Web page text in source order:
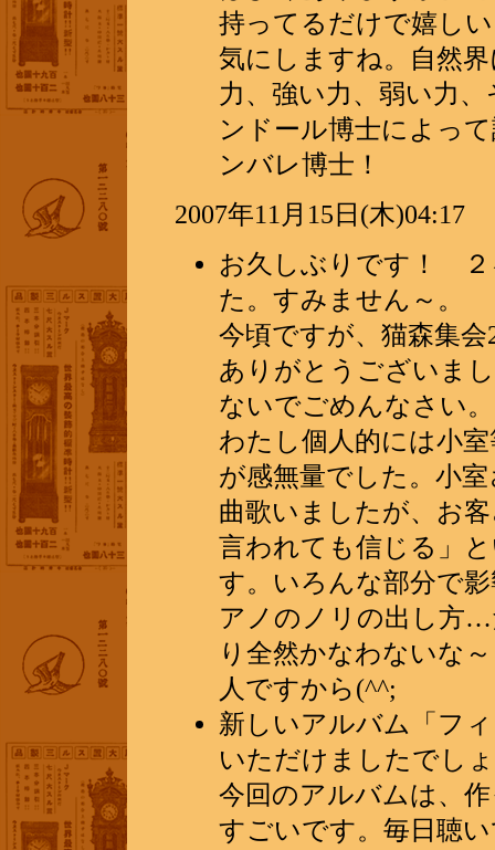
持ってるだけで嬉し
気にしますね。自然
力、強い力、弱い力
ンドール博士によっ
ンバレ博士！
2007年11月15日(木)04:17
お久しぶりです！ ２
た。すみません～。
今頃ですが、猫森集
ありがとうございま
ないでごめんなさい
わたし個人的には小
が感無量でした。小
曲歌いましたが、お
言われても信じる」
す。いろんな部分で
アノのノリの出し方
り全然かなわないな
人ですから(^^;
新しいアルバム「フ
いただけましたでし
今回のアルバムは、
すごいです。毎日聴